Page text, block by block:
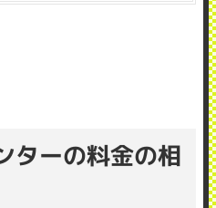
ターの料金の相